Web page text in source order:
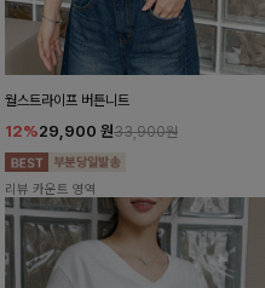
월스트라이프 버튼니트
12%29,900 원33,900원
리뷰 카운트 영역